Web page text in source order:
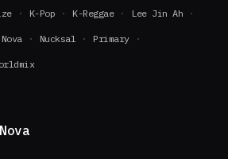
K-Pop K-Reggae Lee Jin Ah
Nucksal Primary